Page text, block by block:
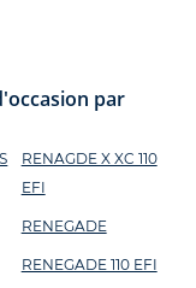
par
RENAGDE X XC 110
EFI
RENEGADE
RENEGADE 110 EFI